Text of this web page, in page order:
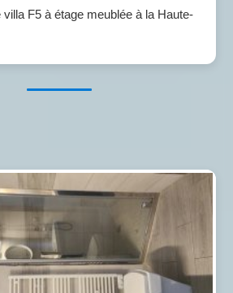
F5 à étage meublée à la Haute-